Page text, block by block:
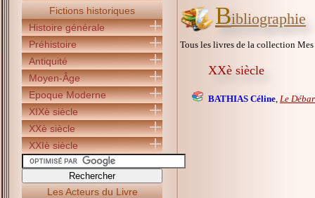
Fictions historiques
Histoire générale
Préhistoire
Antiquité
Moyen-Âge
Epoque Moderne
XIXè siècle
XXè siècle
XXIè siècle
Les Acteurs du Livre
Bibliographie
Tous les livres de la collection
XXè siècle
BATHIAS Céline, Le